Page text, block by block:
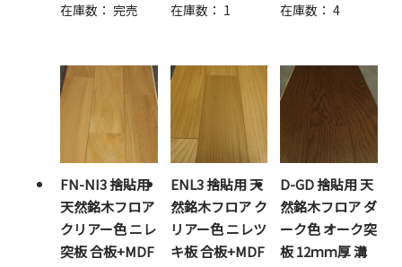
在庫数： 完売 在庫数： 1 在庫数： 4
FN-NI3 捨貼用
天然銘木フロア
クリアー色 ニレ
突板 合板+MDF
ENL3 捨貼用 天
然銘木フロア ク
リアー色 ニレツ
キ板 合板+MDF
D-GD 捨貼用 天
然銘木フロア ダ
ーク色 オーク突
板 12ｍｍ厚 溝